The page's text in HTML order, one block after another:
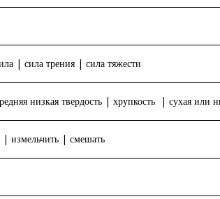
| сила трения | сила тяжести
низкая твердость | хрупкость | сухая или
| измельчить | смешать